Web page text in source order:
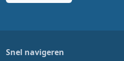
Snel navigeren